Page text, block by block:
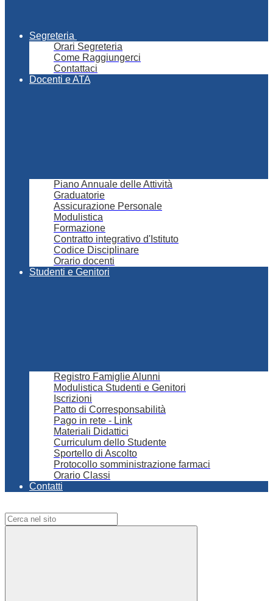
Segreteria
Orari Segreteria
Come Raggiungerci
Contattaci
Docenti e ATA
Piano Annuale delle Attività
Graduatorie
Assicurazione Personale
Modulistica
Formazione
Contratto integrativo d'Istituto
Codice Disciplinare
Orario docenti
Studenti e Genitori
Registro Famiglie Alunni
Modulistica Studenti e Genitori
Iscrizioni
Patto di Corresponsabilità
Pago in rete - Link
Materiali Didattici
Curriculum dello Studente
Sportello di Ascolto
Protocollo somministrazione farmaci
Orario Classi
Contatti